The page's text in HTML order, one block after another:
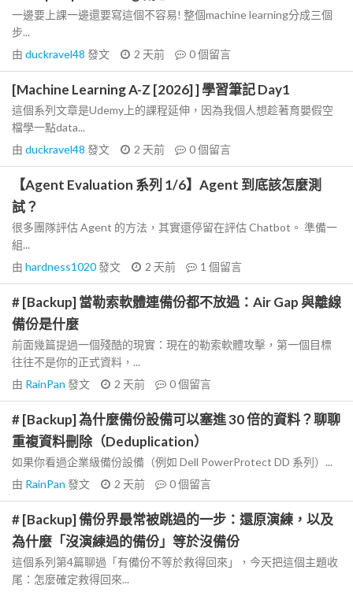
一邊要上課一邊還要寫這個不容易! 整個machine learning分成三個
步...
由 duckravel48 發文 2 天前 0個留言
[Machine Learning A-Z [2026] ] 學習筆記 Day1
這個系列文章是Udemy上的課程延伸，因為我個人想趁著育嬰假空
檔學一點data...
由 duckravel48 發文 2 天前 0個留言
【Agent Evaluation 系列 1/6】Agent 到底該怎麼測
試？
很多團隊評估 Agent 的方法，其實還停留在評估 Chatbot。 準備一
組...
由 hardness1020發文 2 天前 1 個留言
# [Backup] 當勒索軟體連備份都不放過：Air Gap 與離線
備份是什麼
前面幾篇提過一個殘酷的現實：現在的勒索軟體攻擊，第一個目標
往往不是你的正式資料，...
由 RainPan 發文 2 天前 0個留言
# [Backup] 為什麼備份設備可以塞進 30 倍的資料？聊聊
重複資料刪除（Deduplication）
如果你看過企業級備份設備（例如 Dell PowerProtect DD 系列）...
由 RainPan 發文 2 天前 0個留言
# [Backup] 備份界最常被跳過的一步：還原演練，以及
為什麼「沒演練過的備份」等於沒備份
這個系列第4篇聊過「有備份不等於救得回來」，今天把這個主題收
尾：怎麼確定救得回來...